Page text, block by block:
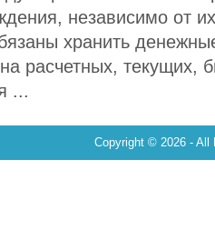
независимо от
хранить
расчетных, текущих,
...
Copyright © 2026 - All